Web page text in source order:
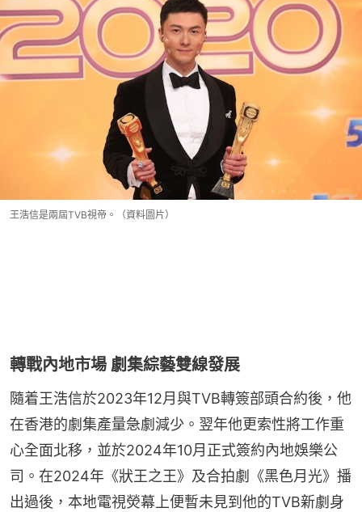
王浩信是兩屆TVB視帝。（資料圖片）
轉戰內地市場 劇集綜藝雙線發展
隨着王浩信於2023年12月與TVB轉簽部頭合約後，他
在香港的劇集產量急劇減少。翌年他更索性將工作重
心全面北移，並於2024年10月正式簽約內地娛樂公
司。在2024年《狀王之王》及合拍劇《黑色月光》播
出過後，本地電視熒幕上便暫未見到他的TVB新劇身